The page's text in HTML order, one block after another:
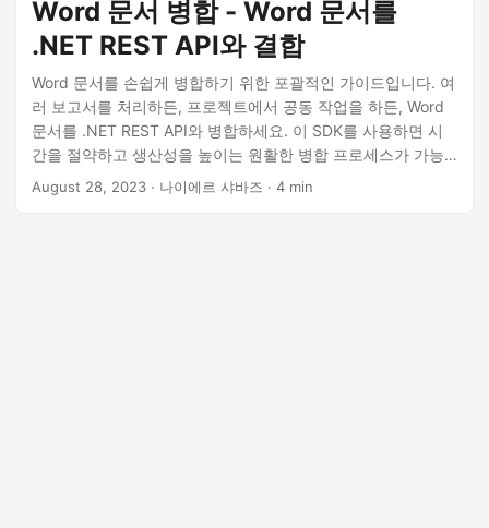
Word 문서 병합 - Word 문서를
.NET REST API와 결합
Word 문서를 손쉽게 병합하기 위한 포괄적인 가이드입니다. 여
러 보고서를 처리하든, 프로젝트에서 공동 작업을 하든, Word
문서를 .NET REST API와 병합하세요. 이 SDK를 사용하면 시
간을 절약하고 생산성을 높이는 원활한 병합 프로세스가 가능
합니다.
August 28, 2023 · 나이에르 샤바즈 · 4 min